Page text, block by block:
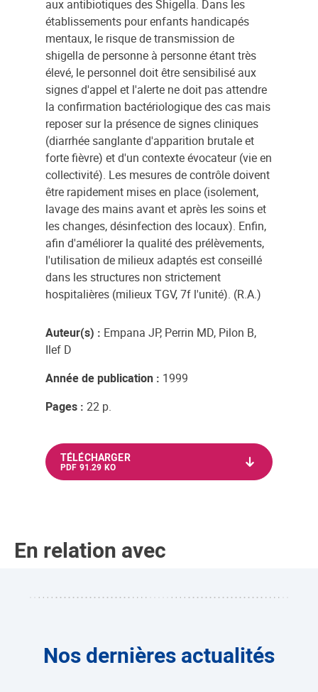
aux antibiotiques des Shigella. Dans les
établissements pour enfants handicapés
mentaux, le risque de transmission de
shigella de personne à personne étant très
élevé, le personnel doit être sensibilisé aux
signes d'appel et l'alerte ne doit pas attendre
la confirmation bactériologique des cas mais
reposer sur la présence de signes cliniques
(diarrhée sanglante d'apparition brutale et
forte fièvre) et d'un contexte évocateur (vie en
collectivité). Les mesures de contrôle doivent
être rapidement mises en place (isolement,
lavage des mains avant et après les soins et
les changes, désinfection des locaux). Enfin,
afin d'améliorer la qualité des prélèvements,
l'utilisation de milieux adaptés est conseillé
dans les structures non strictement
hospitalières (milieux TGV, 7f l'unité). (R.A.)
Auteur(s) : Empana JP, Perrin MD, Pilon B,
Ilef D
Année de publication : 1999
Pages : 22 p.
TÉLÉCHARGER
PDF 91.29 KO
En relation avec
Nos dernières actualités